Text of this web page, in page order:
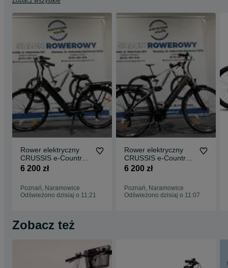
Rower elektryczny
CRUSSIS e-Country
1.13 - 19" (612 Wh)
6 200 zł
Poznań, Naramowice
Odświeżono dzisiaj o 11:21
Rower elektryczny
CRUSSIS e-Country
1.13 - 17" (612 Wh)
6 200 zł
Poznań, Naramowice
Odświeżono dzisiaj o 11:07
Zobacz też